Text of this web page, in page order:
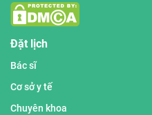
Đặt lịch
Bác sĩ
Cơ sở y tế
Chuyên khoa